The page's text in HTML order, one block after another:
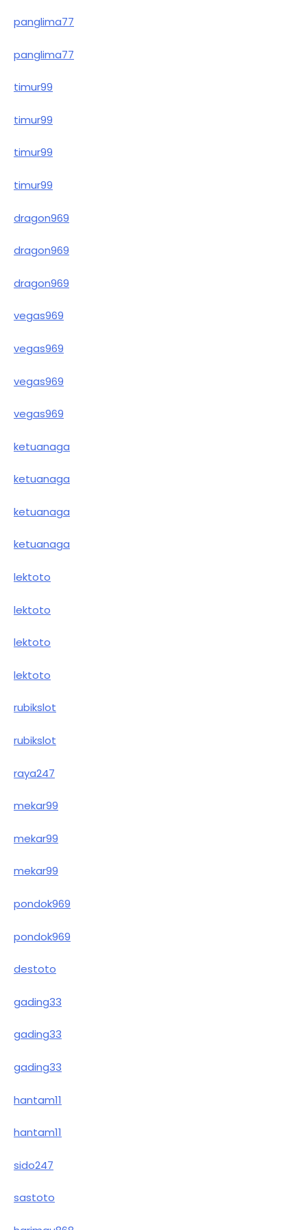
panglima77
panglima77
timur99
timur99
timur99
timur99
dragon969
dragon969
dragon969
vegas969
vegas969
vegas969
vegas969
ketuanaga
ketuanaga
ketuanaga
ketuanaga
lektoto
lektoto
lektoto
lektoto
rubikslot
rubikslot
raya247
mekar99
mekar99
mekar99
pondok969
pondok969
destoto
gading33
gading33
gading33
hantam11
hantam11
sido247
sastoto